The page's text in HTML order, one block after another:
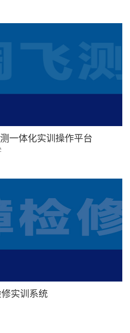
一体化实训操作平台
实训系统